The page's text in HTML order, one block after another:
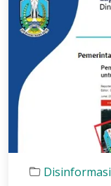
Disinformasi